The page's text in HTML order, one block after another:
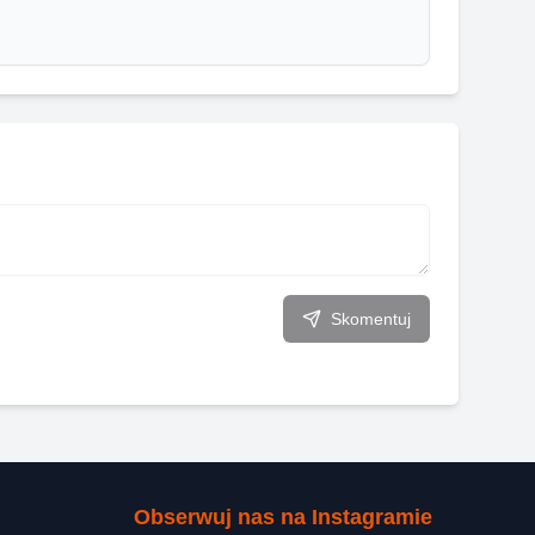
Skomentuj
Obserwuj nas na Instagramie